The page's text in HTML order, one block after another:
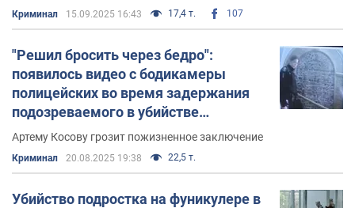
Криминал 15.09.2025 16:43 17,4 т. 107
"Решил бросить через бедро":
появилось видео с бодикамеры
полицейских во время задержания
подозреваемого в убийстве
подростка на фуникулере
Артему Косову грозит пожизненное заключение
Криминал 20.08.2025 19:38 22,5 т.
Убийство подростка на фуникулере в